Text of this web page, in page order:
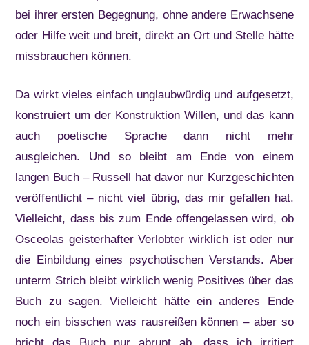
bei ihrer ersten Begegnung, ohne andere Erwachsene
oder Hilfe weit und breit, direkt an Ort und Stelle hätte
missbrauchen können.
Da wirkt vieles einfach unglaubwürdig und aufgesetzt,
konstruiert um der Konstruktion Willen, und das kann
auch poetische Sprache dann nicht mehr
ausgleichen. Und so bleibt am Ende von einem
langen Buch – Russell hat davor nur Kurzgeschichten
veröffentlicht – nicht viel übrig, das mir gefallen hat.
Vielleicht, dass bis zum Ende offengelassen wird, ob
Osceolas geisterhafter Verlobter wirklich ist oder nur
die Einbildung eines psychotischen Verstands. Aber
unterm Strich bleibt wirklich wenig Positives über das
Buch zu sagen. Vielleicht hätte ein anderes Ende
noch ein bisschen was rausreißen können – aber so